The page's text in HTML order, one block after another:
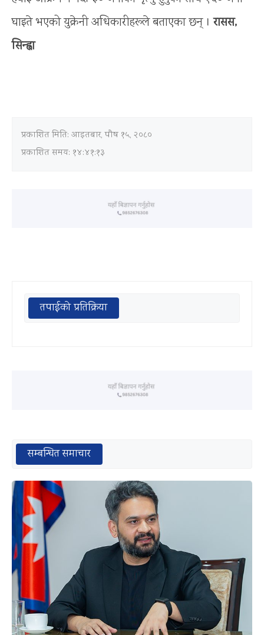
घाइते भएको युक्रेनी अधिकारीहरूले बताएका छन् । रासस,
सिन्ह्वा
प्रकाशित मिति: आइतबार, पौष १५, २०८०
प्रकाशित समय: १४:४१:१३
तपाईको प्रतिक्रिया
सम्बन्धित समाचार